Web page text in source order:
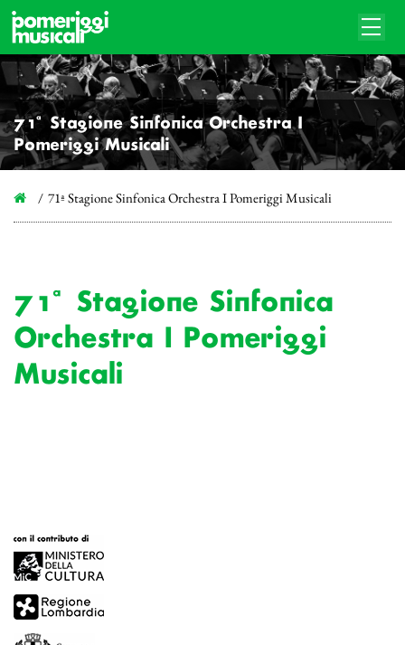
71ª Stagione Sinfonica Orchestra I
Pomeriggi Musicali
71ª Stagione Sinfonica Orchestra I Pomeriggi Musicali
71ª Stagione Sinfonica
Orchestra I Pomeriggi
Musicali